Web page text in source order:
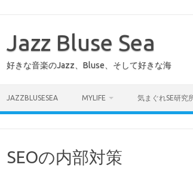
Jazz Bluse Sea
好きな音楽のJazz、Bluse、そして好きな海
JAZZBLUSESEA MYLIFE 気まぐれSE研究
SEOの内部対策